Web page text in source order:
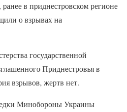
в приднестровском регионе
о взрывах на
государственной
Приднестровья в
взрывов, жертв нет.
Минобороны Украины